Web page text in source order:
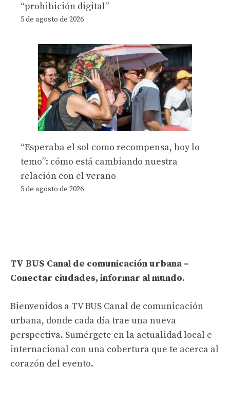
“prohibición digital”
5 de agosto de 2026
“Esperaba el sol como recompensa, hoy lo
temo”: cómo está cambiando nuestra
relación con el verano
5 de agosto de 2026
TV BUS Canal de comunicación urbana –
Conectar ciudades, informar al mundo.
Bienvenidos a TV BUS Canal de comunicación
urbana, donde cada día trae una nueva
perspectiva. Sumérgete en la actualidad local e
internacional con una cobertura que te acerca al
corazón del evento.